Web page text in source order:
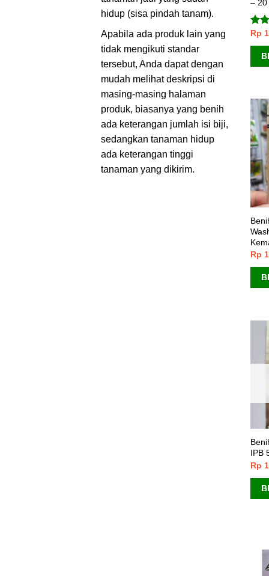
hidup (sisa pindah tanam).
Apabila ada produk lain yang
tidak mengikuti standar
tersebut, Anda dapat dengan
mudah melihat deskripsi di
masing-masing halaman
produk, biasanya yang benih
ada keterangan jumlah isi biji,
sedangkan tanaman hidup
ada keterangan tinggi
tanaman yang dikirim.
– 20
Rp
Rp
IPB
Rp